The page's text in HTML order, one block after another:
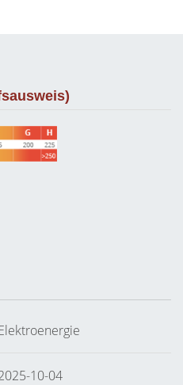
10-04